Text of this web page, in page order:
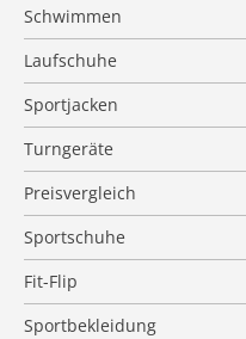
Schwimmen
Laufschuhe
Sportjacken
Turngeräte
Preisvergleich
Sportschuhe
Fit-Flip
Sportbekleidung